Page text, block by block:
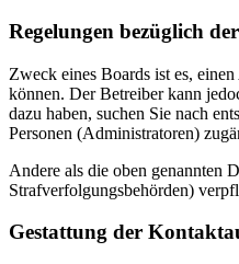
Regelungen bezüglich
Zweck eines Boards ist es,
können. Der Betreiber kann
dazu haben, suchen Sie nach
Personen (Administratoren)
Andere als die oben genannten
Strafverfolgungsbehörden)
Gestattung der